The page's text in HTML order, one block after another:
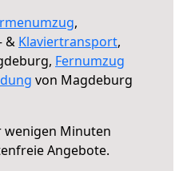
,
& Klaviertransport,
Fernumzug
von Magdeburg
wenigen Minuten
Angebote.